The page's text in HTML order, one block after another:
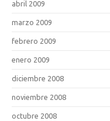
abril 2009
marzo 2009
febrero 2009
enero 2009
diciembre 2008
noviembre 2008
octubre 2008